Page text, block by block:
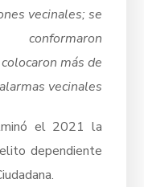
vecinales; se
conformaron
más de
vecinales
el 2021 la
dependiente